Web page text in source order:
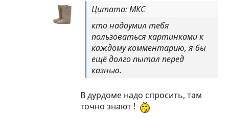
Цитата: МКС
кто надоумил тебя
пользоваться картинками к
каждому комментарию, я бы
ещё долго пытал перед
казнью.
В дурдоме надо спросить, там
точно знают !